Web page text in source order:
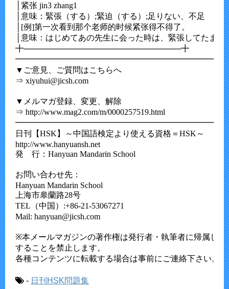
│紧张 jin3 zhang1
│意味：緊張（する）;緊迫（する）;足りない、不足
│[例]第一次看到那个老师的时候紧张得不得了。
│意味：はじめてあの先生に会った時は、緊張してたま
╋────────────────────────────╋
▼ご意見、ご質問はこちらへ
⇒ xiyuhui@jicsh.com
▼メルマガ登録、変更、解除
⇒ http://www.mag2.com/m/0000257519.html
日刊【HSK】～中国語検定より使える資格＝HSK～
http://www.hanyuansh.net
発　行：Hanyuan Mandarin School
お問い合わせ先：
Hanyuan Mandarin School
上海市皋蘭路28号
TEL（中国）:+86-21-53067271
Mail: hanyuan@jicsh.com
※本メールマガジンの著作権は発行者・執筆者に帰属し、
することを禁止します。
各種コンテンツに転載する場合は事前にご連絡下さい。
- 日刊HSK問題集